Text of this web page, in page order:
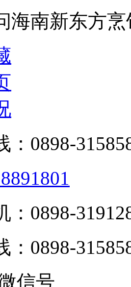
海南新东方
：0898-
：0898-
：0898-
信号